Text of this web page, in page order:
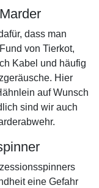
dass man
von Tierkot,
Kabel und häufig
Hier
auf Wunsch
sind wir auch
eine Gefahr